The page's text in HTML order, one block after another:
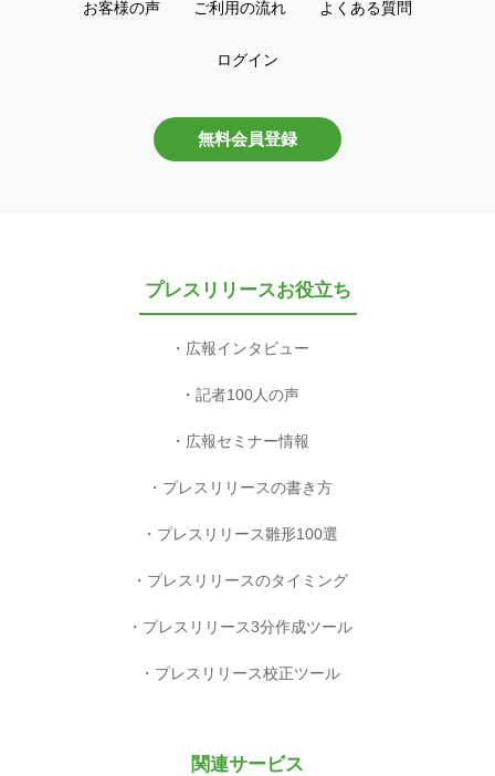
お客様の声 ご利用の流れ よくある質問
ログイン
無料会員登録
プレスリリースお役立ち
広報インタビュー
記者100人の声
広報セミナー情報
プレスリリースの書き方
プレスリリース雛形100選
プレスリリースのタイミング
プレスリリース3分作成ツール
プレスリリース校正ツール
関連サービス